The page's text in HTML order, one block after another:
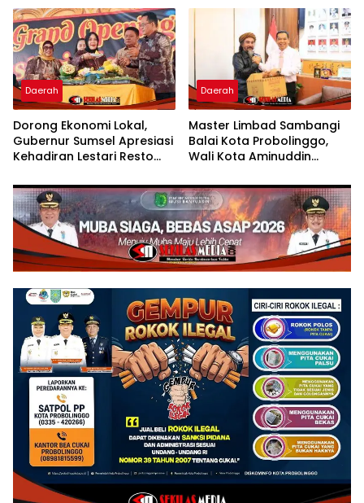
Daerah
Dorong Ekonomi Lokal,
Gubernur Sumsel Apresiasi
Kehadiran Lestari Resto
Opening 50%
Daerah
Master Limbad Sambangi
Balai Kota Probolinggo,
Wali Kota Aminuddin
Silaturahmi